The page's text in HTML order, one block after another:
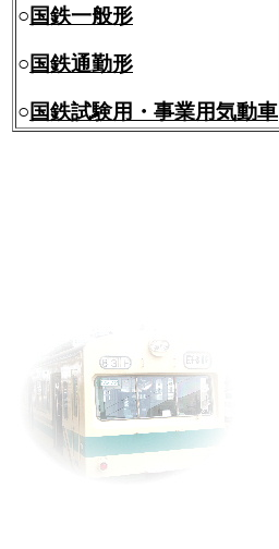
○国鉄一般形
○国鉄通勤形
○国鉄試験用・事業用気動車